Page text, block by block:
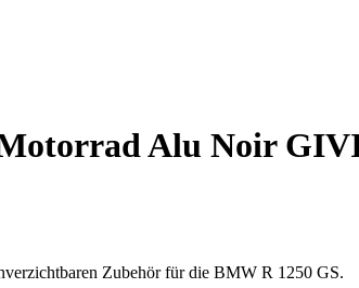
Alu Noir
Zubehör für die BMW R 1250 GS.